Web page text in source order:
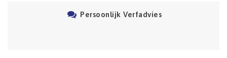
Persoonlijk Verfadvies